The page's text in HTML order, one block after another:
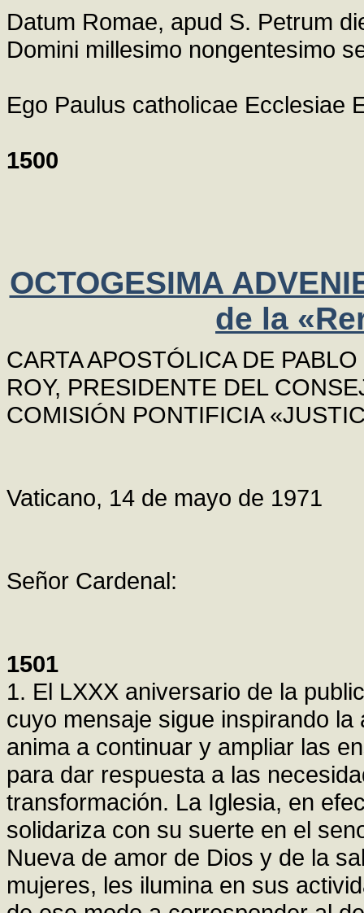
Datum Romae, apud S. Petrum
Domini millesimo nongentesimo
Ego Paulus catholicae Ecclesiae
1500
OCTOGESIMA
de la
CARTA APOSTÓLICA DE
ROY, PRESIDENTE DEL
COMISIÓN PONTIFICIA
Vaticano, 14 de mayo de 1971
Señor Cardenal:
1501
1. El LXXX aniversario de la
cuyo mensaje sigue inspirando
anima a continuar y ampliar las
para dar respuesta a las
transformación. La Iglesia, en
solidariza con su suerte en el
Nueva de amor de Dios y de la
mujeres, les ilumina en sus